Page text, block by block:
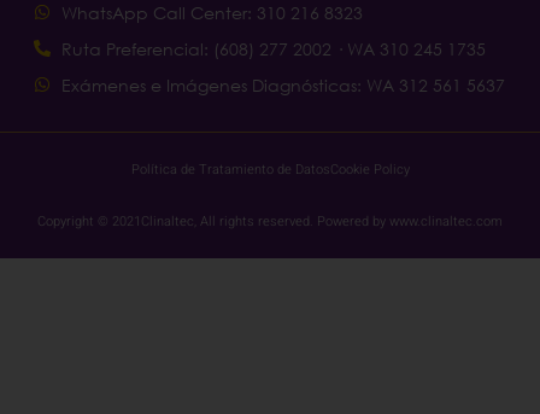
WhatsApp Call Center: 310 216 8323
Ruta Preferencial: (608) 277 2002 · WA 310 245 1735
Exámenes e Imágenes Diagnósticas: WA 312 561 5637
Política de Tratamiento de DatosCookie Policy
Copyright © 2021Clinaltec, All rights reserved. Powered by www.clinaltec.com